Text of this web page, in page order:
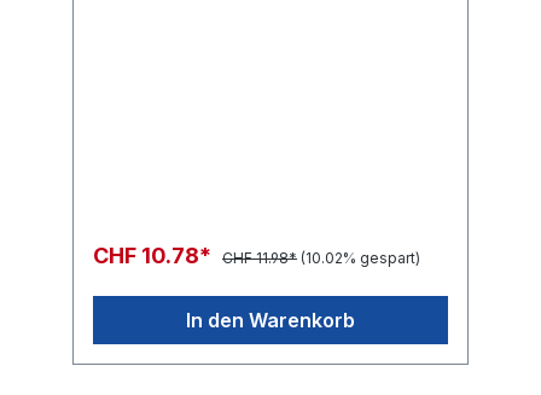
CHF 10.78* CHF 11.98* (10.02% gespart)
In den Warenkorb